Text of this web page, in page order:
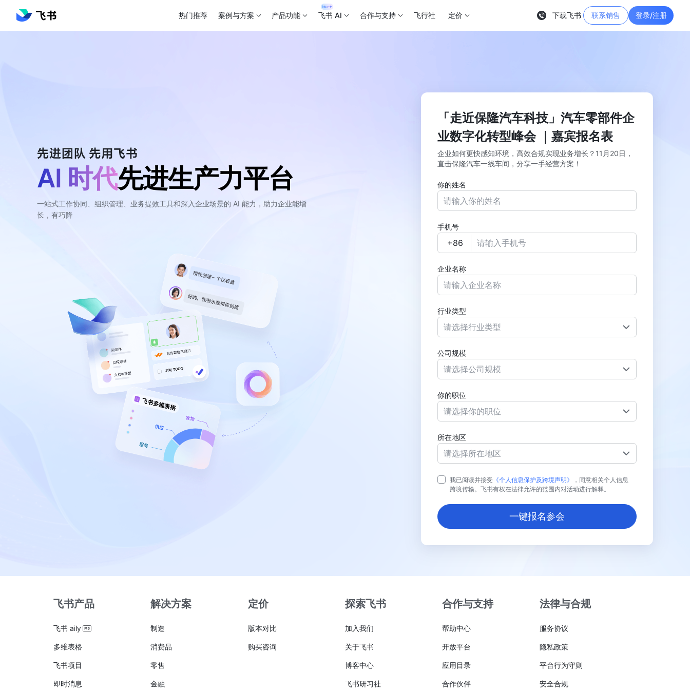
热门推荐 案例与方案 产品功能 飞书 AI 合作与支持 飞行社 定价 下载飞书 联系销售 登录/注册
AI 时代先进生产力平台
一站式工作协同、组织管理、业务提效工具和深入企业场景的 AI 能力，助力企业能增
长，有巧降
「走近保隆汽车科技」汽车零部件企
业数字化转型峰会 ｜嘉宾报名表
企业如何更快感知环境，高效合规实现业务增长？11月20日，
直击保隆汽车一线车间，分享一手经营方案！
你的姓名
手机号
企业名称
行业类型
请选择行业类型
公司规模
请选择公司规模
你的职位
请选择你的职位
所在地区
请选择所在地区
我已阅读并接受 《个人信息保护及跨境声明》
，同意相关个人信息
跨境传输。飞书有权在法律允许的范围内对活动进行解释。
一键报名参会
飞书产品
飞书 aily
多维表格
飞书项目
即时消息
解决方案
制造
消费品
零售
金融
定价
版本对比
购买咨询
探索飞书
加入我们
关于飞书
博客中心
飞书研习社
合作与支持
帮助中心
开放平台
应用目录
合作伙伴
法律与合规
服务协议
隐私政策
平台行为守则
安全合规